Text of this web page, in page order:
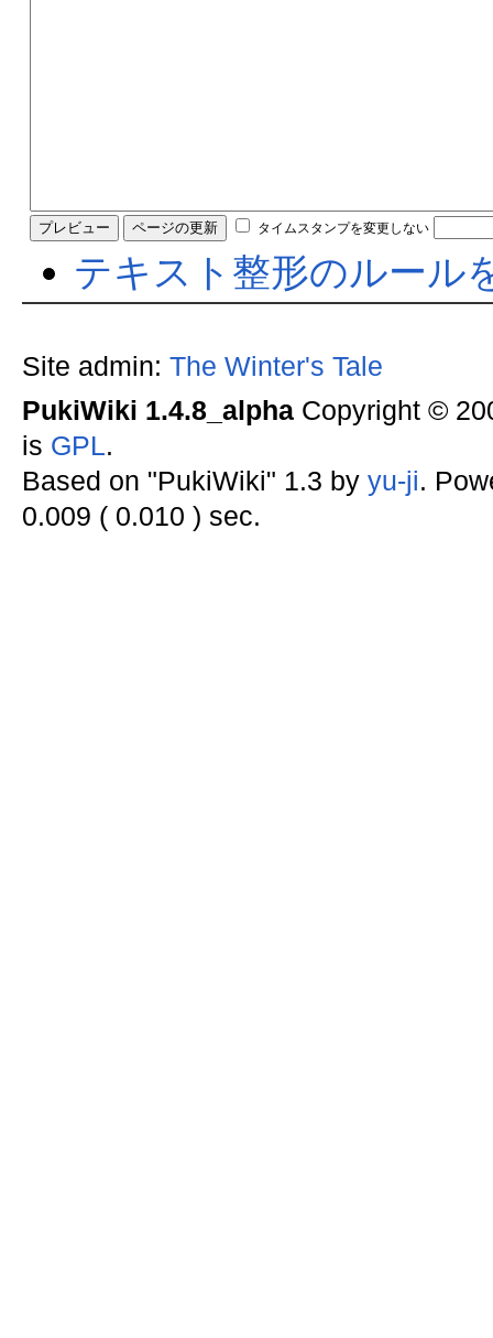
タイムスタンプを変更しない
テキスト整形のルール
Site admin: The Winter's Tale
PukiWiki 1.4.8_alphaCopyright ©
is GPL.
Based on "PukiWiki" 1.3 by yu-ji.
0.009 ( 0.010 ) sec.